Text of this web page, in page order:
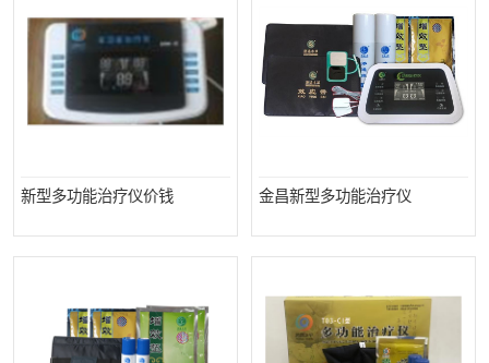
新型多功能治疗仪价钱 金昌新型多功能治疗仪